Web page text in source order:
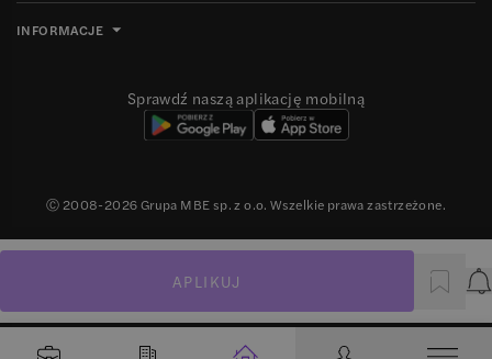
APLIKUJ
INFORMACJE
Sprawdź naszą aplikację mobilną
Ⓒ 2008-2026Grupa MBE sp. z o.o. Wszelkie prawa zastrzeżone.